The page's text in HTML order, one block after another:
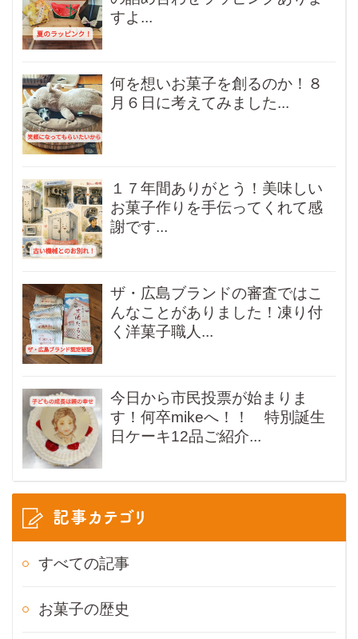
すよ...
何を想いお菓子を創るのか！８
月６日に考えてみました...
１７年間ありがとう！美味しい
お菓子作りを手伝ってくれて感
謝です...
ザ・広島ブランドの審査ではこ
んなことがありました！凍り付
く洋菓子職人...
今日から市民投票が始まりま
す！何卒mikeへ！！ 特別誕生
日ケーキ12品ご紹介...
記事カテゴリ
すべての記事
お菓子の歴史